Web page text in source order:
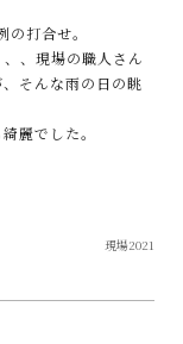
打合せ。
、現場の職人さん
そんな雨の日の眺
麗でした。
現場2021